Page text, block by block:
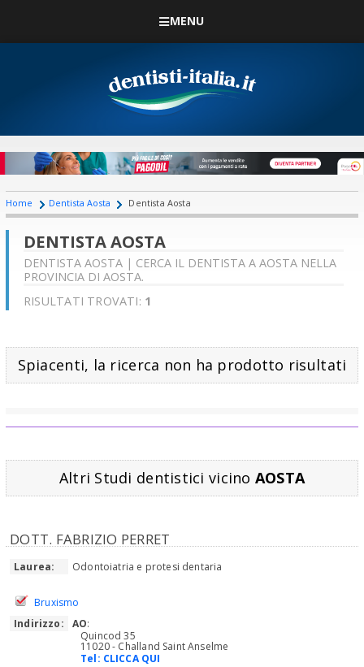
MENU
Home Dentista Aosta Dentista Aosta
DENTISTA AOSTA
DENTISTA AOSTA | CERCA IL DENTISTA A AOSTA NELLA
PROVINCIA DI AOSTA.
RISULTATI TROVATI: 1
Spiacenti, la ricerca non ha prodotto risultati
Altri Studi dentistici vicino AOSTA
DOTT. FABRIZIO PERRET
Laurea: Odontoiatria e protesi dentaria
Bruxismo
Indirizzo:
AO:
Quincod 35
11020 - Challand Saint Anselme
Tel: CLICCA QUI